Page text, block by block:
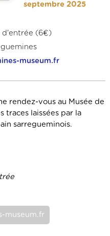
septembre 2025
d'entrée (6€)
museum.fr
rendez-vous au Musée de
traces laissées par la
sarregueminois.
museum.fr